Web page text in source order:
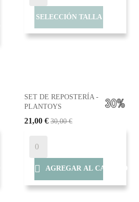
SELECCIÓN TALLA
SET DE REPOSTERÍA -
PLANTOYS
21,00 € 30,00 €
 AGREGAR AL CARRITO